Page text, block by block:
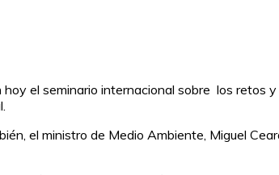
el seminario internacional sobre los retos
el ministro de Medio Ambiente, Miguel